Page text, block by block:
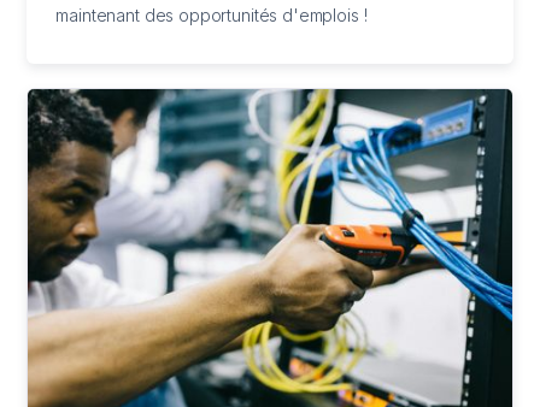
maintenant des opportunités d'emplois !